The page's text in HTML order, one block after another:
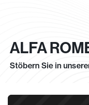
ALFA
Stöbern Sie in